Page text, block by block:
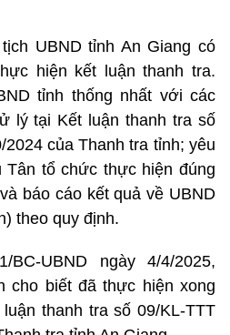
UBND tỉnh An Giang có
hiện kết luận thanh tra.
tỉnh thống nhất với các
lý tại Kết luận thanh tra số
của Thanh tra tỉnh; yêu
Tân tổ chức thực hiện đúng
báo cáo kết quả về UBND
theo quy định.
UBND ngày 4/4/2025,
cho biết đã thực hiện xong
thanh tra số 09/KL-TTT